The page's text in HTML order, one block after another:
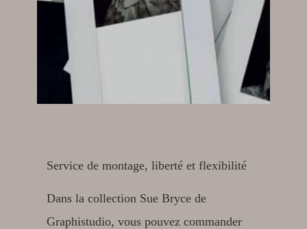
Service de montage, liberté et flexibilité
Dans la collection Sue Bryce de
Graphistudio, vous pouvez commander